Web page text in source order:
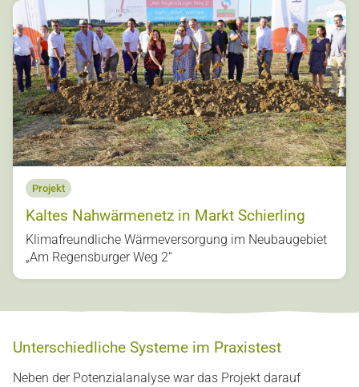
Projekt
Kaltes Nahwärmenetz in Markt Schierling
Klimafreundliche Wärmeversorgung im Neubaugebiet
„Am Regensburger Weg 2“
Unterschiedliche Systeme im Praxistest
Neben der Potenzialanalyse war das Projekt darauf